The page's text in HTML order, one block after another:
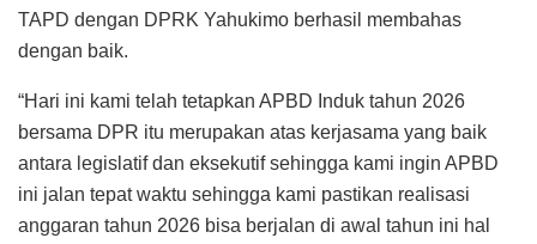
TAPD dengan DPRK Yahukimo berhasil membahas
dengan baik.
“Hari ini kami telah tetapkan APBD Induk tahun 2026
bersama DPR itu merupakan atas kerjasama yang baik
antara legislatif dan eksekutif sehingga kami ingin APBD
ini jalan tepat waktu sehingga kami pastikan realisasi
anggaran tahun 2026 bisa berjalan di awal tahun ini hal